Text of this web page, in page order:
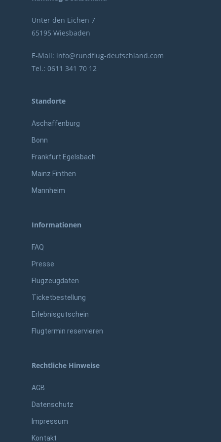
Unter den Eichen 7
65195 Wiesbaden
E-Mail: info@rundflug-deutschland.com
Tel.: 0611 341 70 12
Standorte
Aschaffenburg
Bonn
Frankfurt Egelsbach
Mainz Finthen
Mannheim
Informationen
FAQ
Presse
Flugzeugdaten
Ticketbestellung
Erlebnisgutschein
Flugtermin reservieren
Rechtliche Hinweise
AGB
Datenschutz
Impressum
Kontakt